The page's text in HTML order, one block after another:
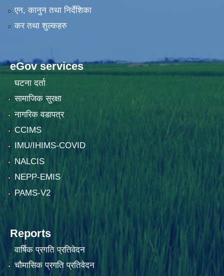
एन, कानुन तथा निर्देशिका
कर तथा शुल्कहरु
eGov services
घटना दर्ता
सामाजिक सुरक्षा
नागरिक वडापत्र
CCIMS
IMU/IHIMS-COVID
NALCIS
NEPP-EMIS
PAMS-V2
Reports
वार्षिक प्रगति प्रतिवेदन
चौमासिक प्रगति प्रतिवेदन